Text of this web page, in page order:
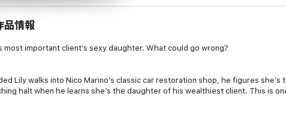
品情報
most important client’s sexy daughter. What could go wrong?
Lily walks into Nico Marino’s classic car restoration shop, he figures
halt when he learns she’s the daughter of his wealthiest client. This is